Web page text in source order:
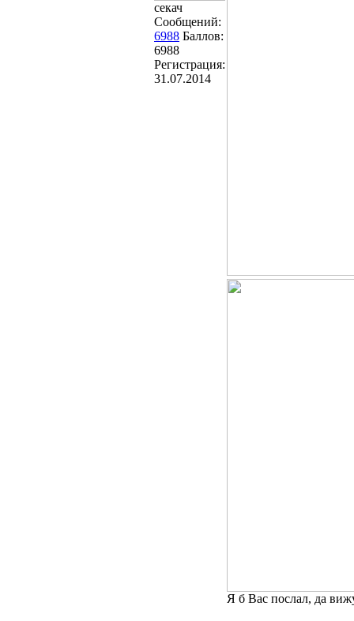
секач
Сообщений:
6988 Баллов:
6988
Регистрация:
31.07.2014
Я б Вас послал, да